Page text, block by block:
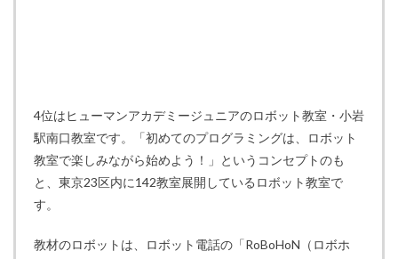
4位はヒューマンアカデミージュニアのロボット教室・小岩
駅南口教室です。「初めてのプログラミングは、ロボット
教室で楽しみながら始めよう！」というコンセプトのも
と、東京23区内に142教室展開しているロボット教室で
す。
教材のロボットは、ロボット電話の「RoBoHoN（ロボホ